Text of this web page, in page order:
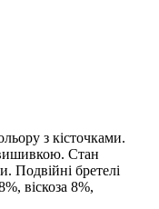
з кісточками.
Стан
Подвійні бретелі
віскоза 8%,